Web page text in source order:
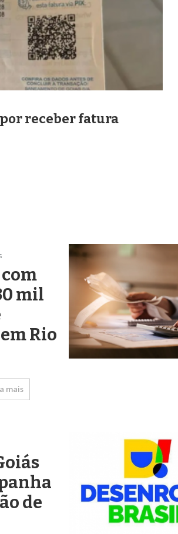
receber fatura
mil
Rio
mais
de